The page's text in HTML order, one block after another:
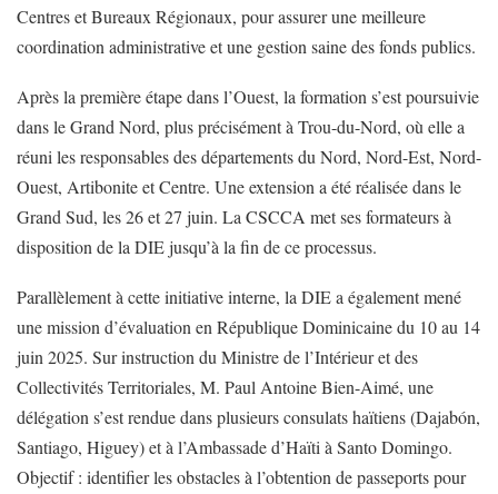
Centres et Bureaux Régionaux, pour assurer une meilleure
coordination administrative et une gestion saine des fonds publics.
Après la première étape dans l’Ouest, la formation s’est poursuivie
dans le Grand Nord, plus précisément à Trou-du-Nord, où elle a
réuni les responsables des départements du Nord, Nord-Est, Nord-
Ouest, Artibonite et Centre. Une extension a été réalisée dans le
Grand Sud, les 26 et 27 juin. La CSCCA met ses formateurs à
disposition de la DIE jusqu’à la fin de ce processus.
Parallèlement à cette initiative interne, la DIE a également mené
une mission d’évaluation en République Dominicaine du 10 au 14
juin 2025. Sur instruction du Ministre de l’Intérieur et des
Collectivités Territoriales, M. Paul Antoine Bien-Aimé, une
délégation s’est rendue dans plusieurs consulats haïtiens (Dajabón,
Santiago, Higuey) et à l’Ambassade d’Haïti à Santo Domingo.
Objectif : identifier les obstacles à l’obtention de passeports pour